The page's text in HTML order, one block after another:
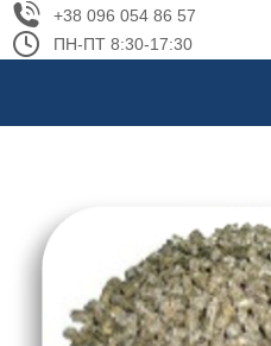
+38 096 054 86 57
ПН-ПТ 8:30-17:30